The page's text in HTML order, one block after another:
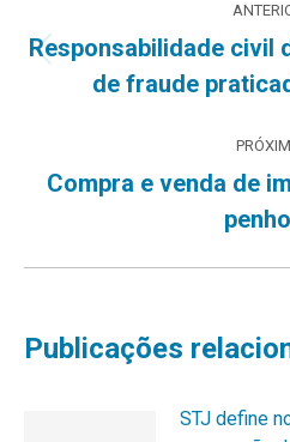
de
post:
Responsabilidade civil
de fraude
Compra e venda de
Publicações
STJ define